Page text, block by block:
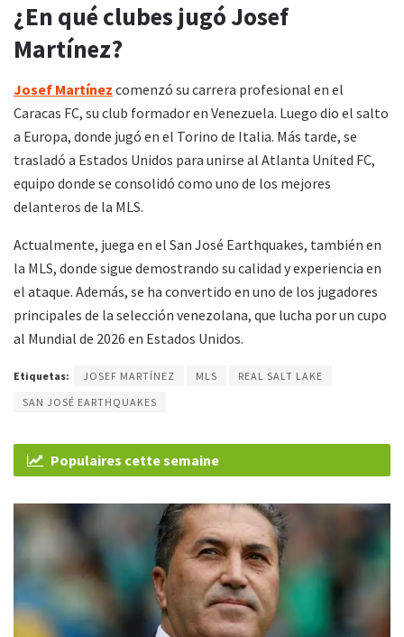
¿En qué clubes jugó Josef
Martínez?
Josef Martínez comenzó su carrera profesional en el
Caracas FC, su club formador en Venezuela. Luego dio el salto
a Europa, donde jugó en el Torino de Italia. Más tarde, se
trasladó a Estados Unidos para unirse al Atlanta United FC,
equipo donde se consolidó como uno de los mejores
delanteros de la MLS.
Actualmente, juega en el San José Earthquakes, también en
la MLS, donde sigue demostrando su calidad y experiencia en
el ataque. Además, se ha convertido en uno de los jugadores
principales de la selección venezolana, que lucha por un cupo
al Mundial de 2026 en Estados Unidos.
Etiquetas: JOSEF MARTÍNEZ MLS
REAL SALT LAKE
SAN JOSÉ EARTHQUAKES
Populaires cette semaine